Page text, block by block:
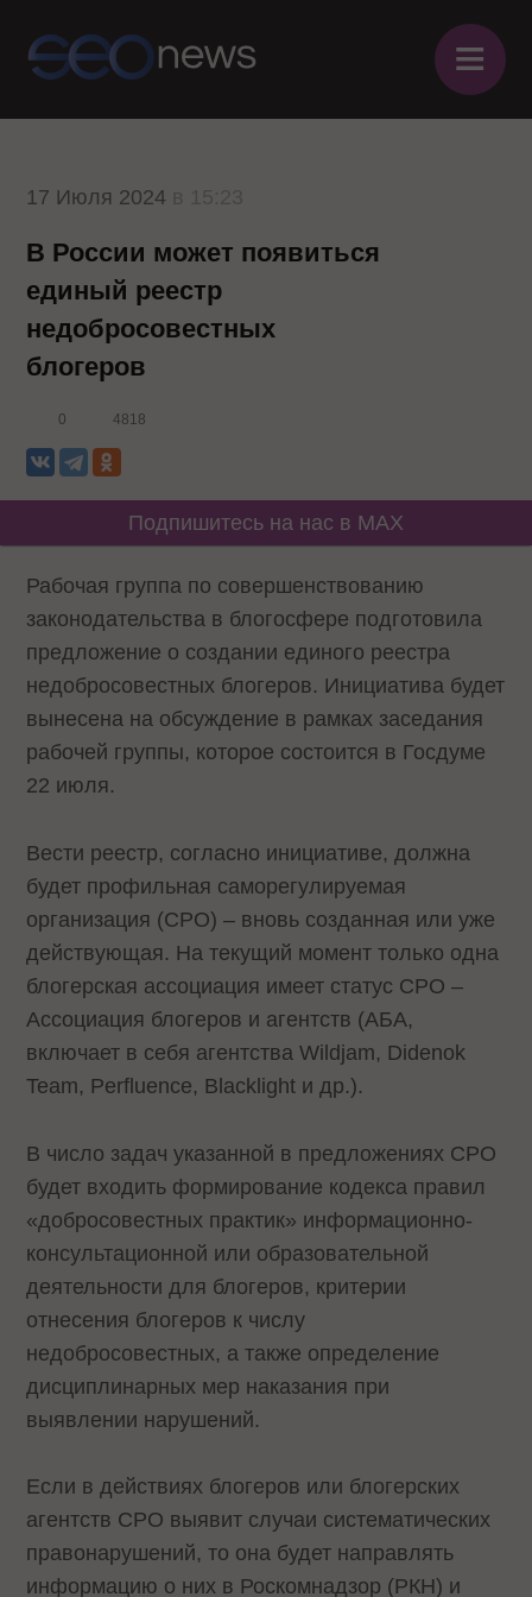
≡
17 Июля 2024
В России может появиться
единый реестр
недобросовестных
блогеров
0 4818
Подпишитесь на нас в MAX
Рабочая группа по совершенствованию
законодательства в блогосфере подготовила
предложение о создании единого реестра
недобросовестных блогеров. Инициатива будет
вынесена на обсуждение в рамках заседания
рабочей группы, которое состоится в Госдуме
22 июля.
Вести реестр, согласно инициативе, должна
будет профильная саморегулируемая
организация (СРО) – вновь созданная или уже
действующая. На текущий момент только одна
блогерская ассоциация имеет статус СРО –
Ассоциация блогеров и агентств (АБА,
включает в себя агентства Wildjam, Didenok
Team, Perfluence, Blacklight и др.).
В число задач указанной в предложениях СРО
будет входить формирование кодекса правил
«добросовестных практик» информационно-
консультационной или образовательной
деятельности для блогеров, критерии
отнесения блогеров к числу
недобросовестных, а также определение
дисциплинарных мер наказания при
выявлении нарушений.
Если в действиях блогеров или блогерских
агентств СРО выявит случаи систематических
правонарушений, то она будет направлять
информацию о них в Роскомнадзор (РКН) и